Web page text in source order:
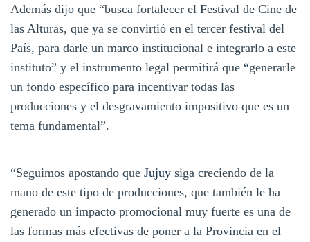
Además dijo que “busca fortalecer el Festival de Cine de
las Alturas, que ya se convirtió en el tercer festival del
País, para darle un marco institucional e integrarlo a este
instituto” y el instrumento legal permitirá que “generarle
un fondo específico para incentivar todas las
producciones y el desgravamiento impositivo que es un
tema fundamental”.
“Seguimos apostando que Jujuy siga creciendo de la
mano de este tipo de producciones, que también le ha
generado un impacto promocional muy fuerte es una de
las formas más efectivas de poner a la Provincia en el